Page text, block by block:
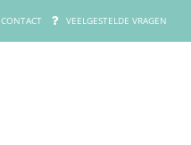
CONTACT VEELGESTELDE VRAGEN